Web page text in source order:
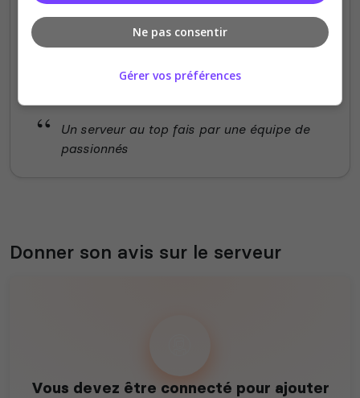
Qualité
Un serveur au top fais par une équipe de
passionnés
Donner son avis sur le serveur
Vous devez être connecté pour ajouter
Ne pas consentir
Gérer vos préférences